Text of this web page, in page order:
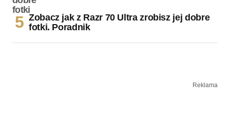
Zobacz jak z Razr 70 Ultra zrobisz jej dobre
fotki. Poradnik
Reklama